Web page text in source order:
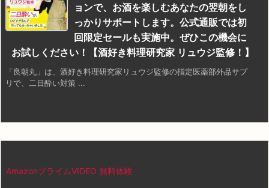
ョンで、お酒を楽しむあなたの翌朝をし
っかりサポートします。公式通販では初
回限定セールも実施中。ぜひこの機会に
お試しください！【酒好き料理研究家 リュウジ監修！】
「良朝丸」は、酒好き料理研究家リュウジ監修の指定医薬部外品サプ
リで、二日酔い対策 ...
AmazonプライムVIDEO 無料体験